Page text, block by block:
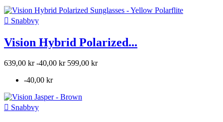
 Snabbvy
Vision Hybrid Polarized...
639,00 kr -40,00 kr 599,00 kr
-40,00 kr
 Snabbvy